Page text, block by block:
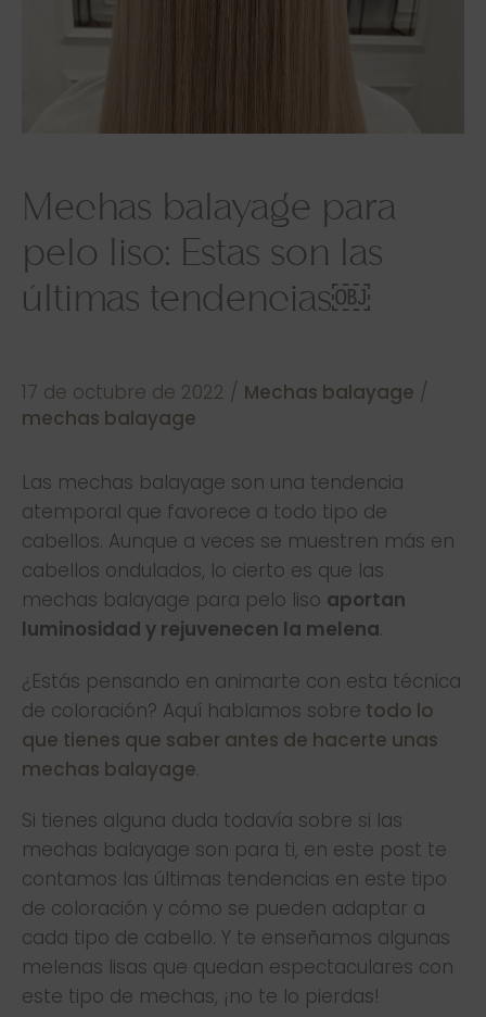
Mechas balayage para
pelo liso: Estas son las
últimas tendencias￼
17 de octubre de 2022 / Mechas balayage /
mechas balayage
Las mechas balayage son una tendencia
atemporal que favorece a todo tipo de
cabellos. Aunque a veces se muestren más en
cabellos ondulados, lo cierto es que las
mechas balayage para pelo liso aportan
luminosidad y rejuvenecen la melena.
¿Estás pensando en animarte con esta técnica
de coloración? Aquí hablamos sobre todo lo
que tienes que saber antes de hacerte unas
mechas balayage.
Si tienes alguna duda todavía sobre si las
mechas balayage son para ti, en este post te
contamos las últimas tendencias en este tipo
de coloración y cómo se pueden adaptar a
cada tipo de cabello. Y te enseñamos algunas
melenas lisas que quedan espectaculares con
este tipo de mechas, ¡no te lo pierdas!